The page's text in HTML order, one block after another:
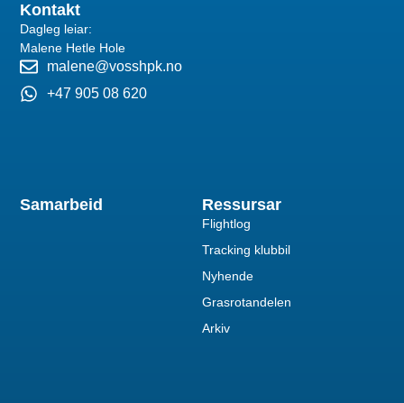
Samarbeid Ressursar
Flightlog
Tracking klubbil
Nyhende
Grasrotandelen
Arkiv
Kontakt
Dagleg leiar:
Malene Hetle Hole
malene@vosshpk.no
+47 905 08 620